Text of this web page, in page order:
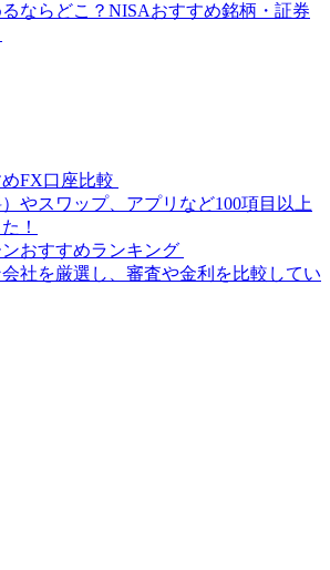
ならどこ？NISAおすすめ銘柄・証券
めFX口座比較
やスワップ、アプリなど100項目以上
！
ンおすすめランキング
社を厳選し、審査や金利を比較してい